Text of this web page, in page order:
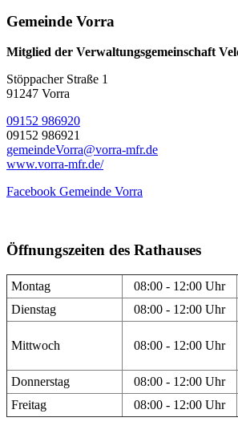
Gemeinde Vorra
Mitglied der Verwaltungsgemeinschaft
Stöppacher Straße 1
91247 Vorra
09152 986920
09152 986921
gemeindeVorra@vorra-mfr.de
www.vorra-mfr.de/
Facebook Gemeinde Vorra
Öffnungszeiten des Rathauses
Montag 08:00 - 12:00 Uhr
Dienstag
08:00 - 12:00 Uhr
Mittwoch 08:00 - 12:00 Uhr
Donnerstag 08:00 - 12:00 Uhr
Freitag
08:00 - 12:00 Uhr